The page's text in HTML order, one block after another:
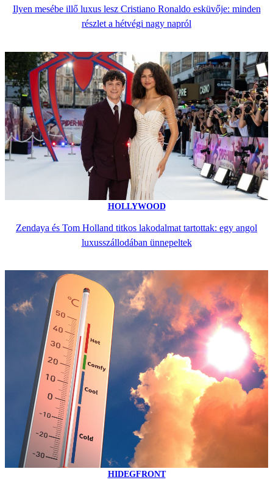
Ilyen mesébe illő luxus lesz Cristiano Ronaldo esküvője: minden
részlet a hétvégi nagy napról
HOLLYWOOD
Zendaya és Tom Holland titkos lakodalmat tartottak: egy angol
luxusszállodában ünnepeltek
HIDEGFRONT